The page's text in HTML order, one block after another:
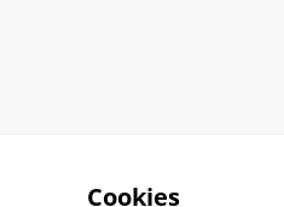
Cookies